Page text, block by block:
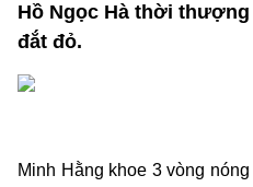
Hồ Ngọc Hà thời
đắt đỏ.
Minh Hằng khoe 3 vòng